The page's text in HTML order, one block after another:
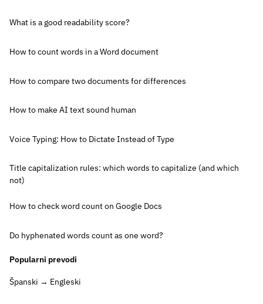
What is a good readability score?
How to count words in a Word document
How to compare two documents for differences
How to make AI text sound human
Voice Typing: How to Dictate Instead of Type
Title capitalization rules: which words to capitalize (and which
not)
How to check word count on Google Docs
Do hyphenated words count as one word?
Popularni prevodi
Španski → Engleski